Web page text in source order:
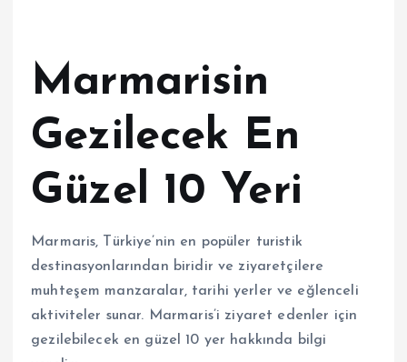
Marmarisin
Gezilecek En
Güzel 10 Yeri
Marmaris, Türkiye’nin en popüler turistik
destinasyonlarından biridir ve ziyaretçilere
muhteşem manzaralar, tarihi yerler ve eğlenceli
aktiviteler sunar. Marmaris’i ziyaret edenler için
gezilebilecek en güzel 10 yer hakkında bilgi